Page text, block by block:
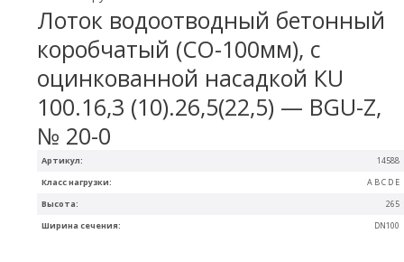
Артикул: 14588
Ширина сечения: DN100
Высота: 265
Класс нагрузки: A B C D E
Лоток водоотводный бетонный
коробчатый (СО-100мм), с
оцинкованной насадкой КU
100.16,3 (10).26,5(22,5) — BGU-Z,
№ 20-0